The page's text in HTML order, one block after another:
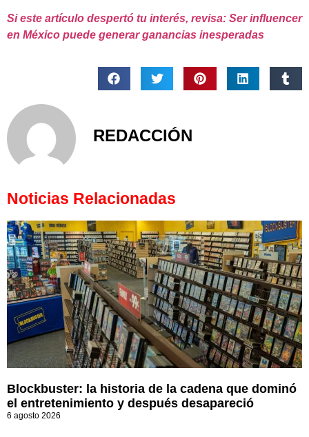
Si este artículo despertó tu interés, revisa: Ser influencer
en México puede generar ganancias inesperadas
REDACCIÓN
Noticias Relacionadas
Blockbuster: la historia de la cadena que dominó
el entretenimiento y después desapareció
6 agosto 2026